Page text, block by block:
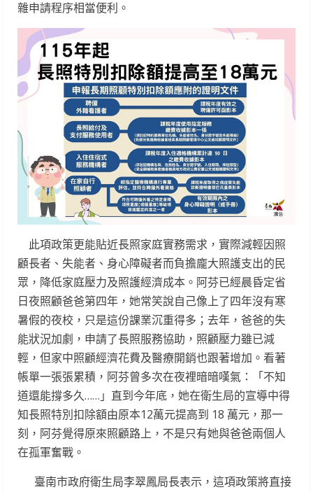
雜申請程序相當便利。
此項政策更能貼近長照家庭實務需求，實際減輕因照
顧長者、失能者、身心障礙者而負擔龐大照護支出的民
眾，降低家庭壓力及照護經濟成本。阿芬已經晨昏定省
日夜照顧爸爸第四年，她常笑說自己像上了四年沒有寒
暑假的夜校，只是這份課業沉重得多；去年，爸爸的失
能狀況加劇，申請了長照服務協助，照顧壓力雖已減
輕，但家中照顧經濟花費及醫療開銷也跟著增加。看著
帳單一張張累積，阿芬曾多次在夜裡暗暗嘆氣：「不知
道還能撐多久……」直到今年底，她在衛生局的宣導中得
知長照特別扣除額由原本12萬元提高到 18 萬元，那一
刻，阿芬覺得原來照顧路上，不是只有她與爸爸兩個人
在孤軍奮戰。
臺南市政府衛生局李翠鳳局長表示，這項政策將直接